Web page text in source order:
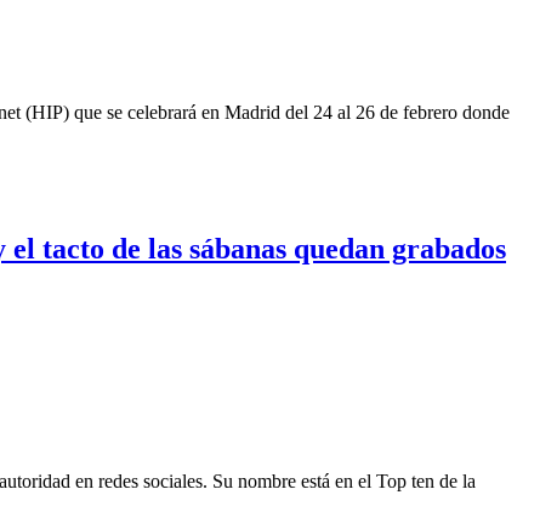
(HIP) que se celebrará en Madrid del 24 al 26 de febrero donde
tacto de las sábanas quedan grabados
en redes sociales. Su nombre está en el Top ten de la